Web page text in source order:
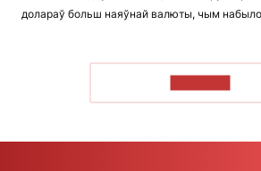
долараў больш наяўнай валюты, чым набыло